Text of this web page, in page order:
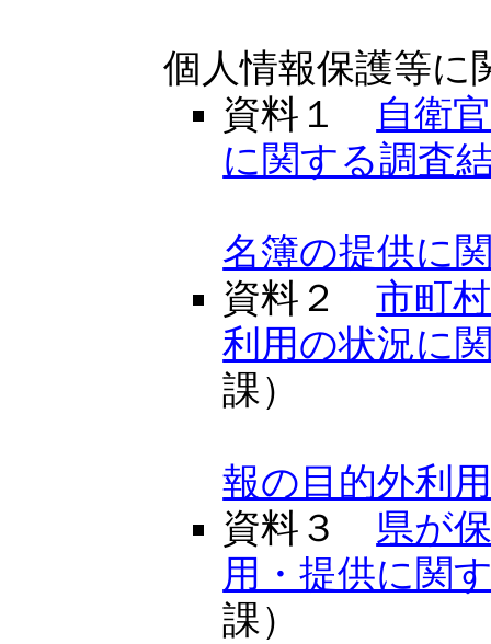
個人情報保護等に
資料１ 自衛
に関する調査
名簿の提供に
資料２市町
利用の状況に
課）
報の目的外利
資料３ 県が
用・提供に関
課）